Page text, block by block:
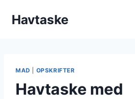
Havtaske
MAD OPSKRIFTER
Havtaske med